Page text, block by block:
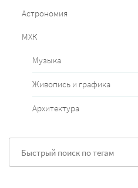
Астрономия
МХК
Музыка
Живопись и графика
Архитектура